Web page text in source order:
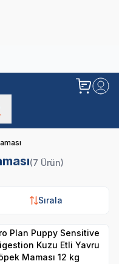
(7 Ürün)
Sırala
Plan Puppy Sensitive
Kuzu Etli Yavru
Maması 12 kg